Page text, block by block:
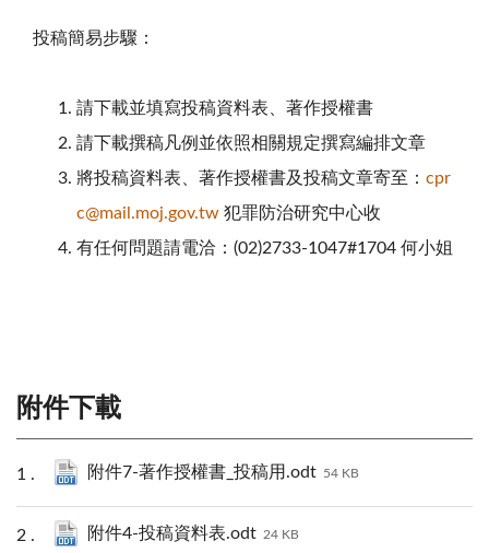
投稿簡易步驟：
請下載並填寫投稿資料表、著作授權書
請下載撰稿凡例並依照相關規定撰寫編排文章
將投稿資料表、著作授權書及投稿文章寄至： cpr
c@mail.moj.gov.tw 犯罪防治研究中心收
有任何問題請電洽： (02)2733-1047#1704 何小姐
附件下載
附件7-著作授權書_投稿用.odt 54 KB
附件4-投稿資料表.odt 24 KB